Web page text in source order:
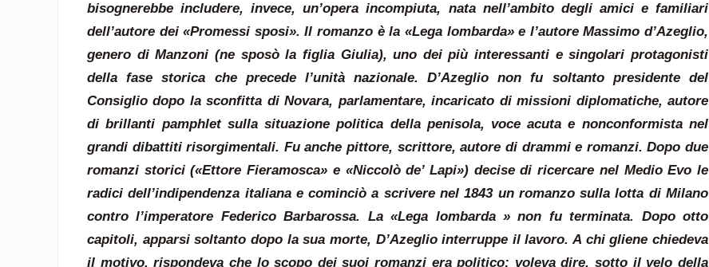
bisognerebbe includere, invece, un’opera incompiuta, nata nell’ambito degli amici e familiari
dell’autore dei «Promessi sposi». Il romanzo è la «Lega lombarda» e l’autore Massimo d’Azeglio,
genero di Manzoni (ne sposò la figlia Giulia), uno dei più interessanti e singolari protagonisti
della fase storica che precede l’unità nazionale. D’Azeglio non fu soltanto presidente del
Consiglio dopo la sconfitta di Novara, parlamentare, incaricato di missioni diplomatiche, autore
di brillanti pamphlet sulla situazione politica della penisola, voce acuta e nonconformista nel
grandi dibattiti risorgimentali. Fu anche pittore, scrittore, autore di drammi e romanzi. Dopo due
romanzi storici («Ettore Fieramosca» e «Niccolò de’ Lapi») decise di ricercare nel Medio Evo le
radici dell’indipendenza italiana e cominciò a scrivere nel 1843 un romanzo sulla lotta di Milano
contro l’imperatore Federico Barbarossa. La «Lega lombarda » non fu terminata. Dopo otto
capitoli, apparsi soltanto dopo la sua morte, D’Azeglio interruppe il lavoro. A chi gliene chiedeva
il motivo, rispondeva che lo scopo dei suoi romanzi era politico: voleva dire, sotto il velo della